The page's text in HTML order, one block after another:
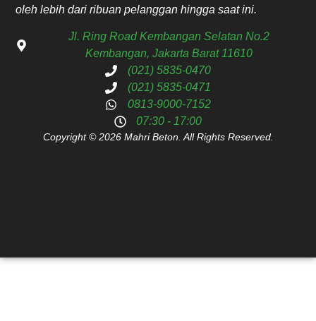
oleh lebih dari ribuan pelanggan hingga saat ini.
Jl. Ring Road Kembangan Selatan No.2
Kembangan, Jakarta Barat 11610
(021) 5835-0470
(021) 5835-0471
0813-9000-7152
07:30 - 17:00
Copyright © 2026 Mahri Beton. All Rights Reserved.